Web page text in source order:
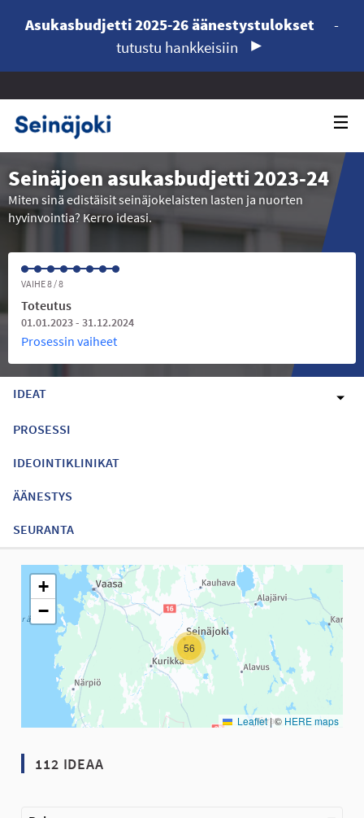
Asukasbudjetti 2025-26 äänestystulokset
-
tutustu hankkeisiin
Seinäjoen asukasbudjetti 2023-24
Miten sinä edistäisit seinäjokelaisten lasten ja nuorten
hyvinvointia? Kerro ideasi.
VAIHE 8 / 8
Toteutus
01.01.2023 - 31.12.2024
Prosessin vaiheet
IDEAT
PROSESSI
IDEOINTIKLINIKAT
ÄÄNESTYS
SEURANTA
Seuraavassa elementissä on kartta, joka esittää tämän
56
+
−
Leaflet |© HERE maps
112 IDEAA